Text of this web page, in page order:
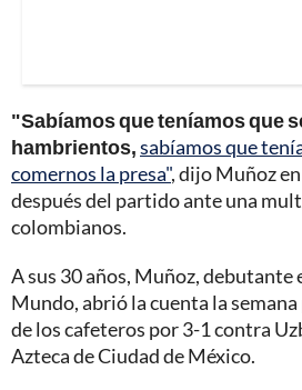
"Sabíamos que teníamos que
hambrientos,sabíamos que
comernos la presa", dijo Muñoz
después del partido ante una
colombianos.
A sus 30 años, Muñoz, debutante
Mundo, abrió la cuenta la
de los cafeteros por 3-1 contra
Azteca de Ciudad de México.